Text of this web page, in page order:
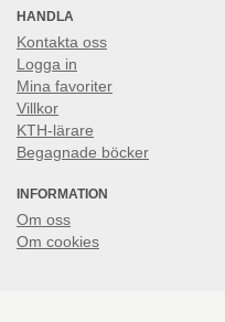
HANDLA
Kontakta oss
Logga in
Mina favoriter
Villkor
KTH-lärare
Begagnade böcker
INFORMATION
Om oss
Om cookies